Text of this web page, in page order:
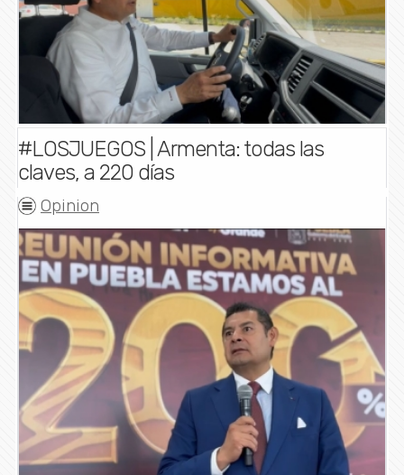
#LOSJUEGOS | Armenta: todas las
claves, a 220 días
Opinion